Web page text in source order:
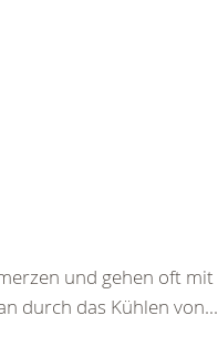
und gehen oft mit
durch das Kühlen von...